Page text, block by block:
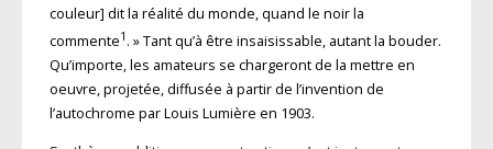
couleur] dit la réalité du monde, quand le noir la
commente1 . » Tant qu’à être insaisissable, autant la bouder.
Qu’importe, les amateurs se chargeront de la mettre en
oeuvre, projetée, diffusée à partir de l’invention de
l’autochrome par Louis Lumière en 1903.